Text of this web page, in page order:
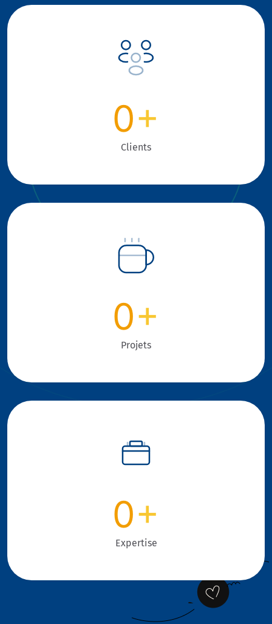
0+
Clients
0+
Projets
0+
Expertise